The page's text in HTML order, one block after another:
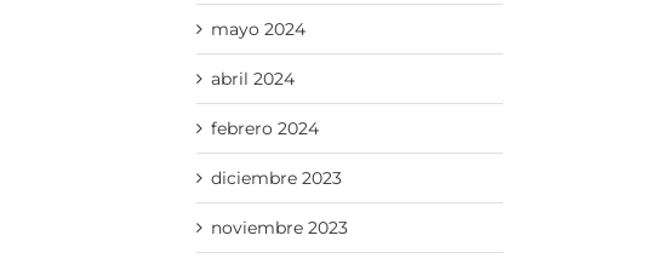
mayo 2024
abril 2024
febrero 2024
diciembre 2023
noviembre 2023